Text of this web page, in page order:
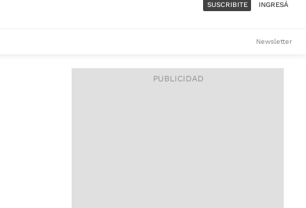
ACCESO FULL - $1.800/MES
SUSCRIBITE INGRESÁ
Newsletter